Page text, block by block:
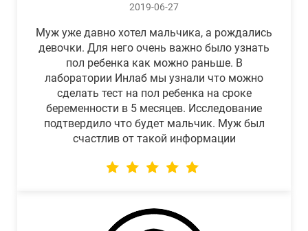
2019-06-27
Муж уже давно хотел мальчика, а рождались
девочки. Для него очень важно было узнать
пол ребенка как можно раньше. В
лаборатории Инлаб мы узнали что можно
сделать тест на пол ребенка на сроке
беременности в 5 месяцев. Исследование
подтвердило что будет мальчик. Муж был
счастлив от такой информации